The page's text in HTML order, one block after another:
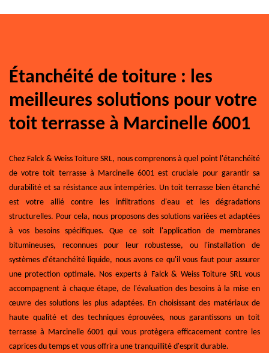
Étanchéité de toiture : les
meilleures solutions pour votre
toit terrasse à Marcinelle 6001
Chez Falck & Weiss Toiture SRL, nous comprenons à quel point l'étanchéité
de votre toit terrasse à Marcinelle 6001 est cruciale pour garantir sa
durabilité et sa résistance aux intempéries. Un toit terrasse bien étanché
est votre allié contre les infiltrations d'eau et les dégradations
structurelles. Pour cela, nous proposons des solutions variées et adaptées
à vos besoins spécifiques. Que ce soit l'application de membranes
bitumineuses, reconnues pour leur robustesse, ou l'installation de
systèmes d'étanchéité liquide, nous avons ce qu'il vous faut pour assurer
une protection optimale. Nos experts à Falck & Weiss Toiture SRL vous
accompagnent à chaque étape, de l'évaluation des besoins à la mise en
œuvre des solutions les plus adaptées. En choisissant des matériaux de
haute qualité et des techniques éprouvées, nous garantissons un toit
terrasse à Marcinelle 6001 qui vous protègera efficacement contre les
caprices du temps et vous offrira une tranquillité d'esprit durable.